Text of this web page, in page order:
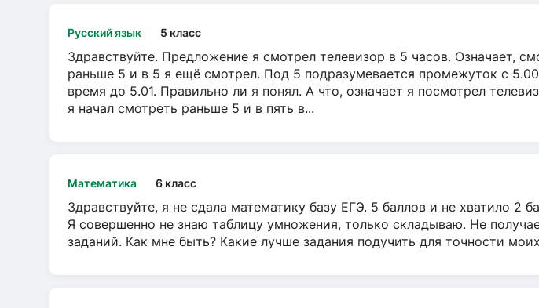
Русский язык 5 класс
Здравствуйте. Предложение я смотрел телевизор в 5 часов. Означает,
раньше 5 и в 5 я ещё смотрел. Под 5 подразумевается промежуток с
время до 5.01. Правильно ли я понял. А что, означает я посмотрел
я начал смотреть раньше 5 и в пять в...
Математика 6 класс
Здравствуйте, я не сдала математику базу ЕГЭ. 5 баллов и не хватило 2
Я совершенно не знаю таблицу умножения, только складываю. Не
заданий. Как мне быть? Какие лучше задания подучить для точности